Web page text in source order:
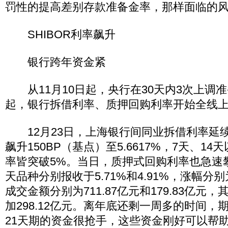
罚性的提高差别存款准备金率，那样面临的
SHIBOR利率飙升
银行跨年资金紧
从11月10日起，央行在30天内3次上调准
起，银行拆借利率、质押回购利率开始全线
12月23日，上海银行间同业拆借利率延
飙升150BP（基点）至5.6617%，7天、14
率皆突破5%。当日，质押式回购利率也急速
天品种分别报收于5.71%和4.91%，涨幅分
成交金额分别为711.87亿元和179.83亿元，
加298.12亿元。离年底还剩一周多的时间，
21天期的资金很抢手，这些资金刚好可以帮